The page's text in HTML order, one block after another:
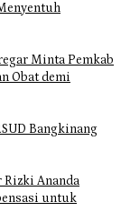
Minta Pemkab
Obat demi
Bangkinang
Rizki Ananda
untuk